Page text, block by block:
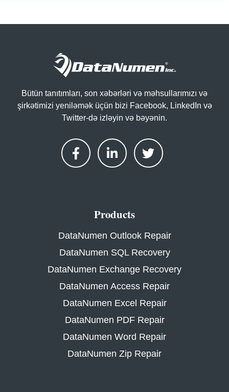
Bütün tanıtımları, son xəbərləri və məhsullarımızı və
şirkətimizi yeniləmək üçün bizi Facebook, LinkedIn və
Twitter-də izləyin və bəyənin.
Products
DataNumen Outlook Repair
DataNumen SQL Recovery
DataNumen Exchange Recovery
DataNumen Access Repair
DataNumen Excel Repair
DataNumen PDF Repair
DataNumen Word Repair
DataNumen Zip Repair